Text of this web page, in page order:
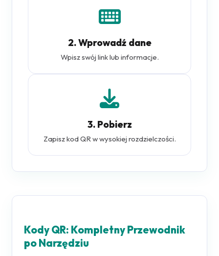
2. Wprowadź dane
Wpisz swój link lub informacje.
3. Pobierz
Zapisz kod QR w wysokiej rozdzielczości.
Kody QR: Kompletny Przewodnik
po Narzędziu